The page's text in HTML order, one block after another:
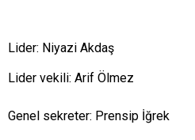
Lider: Niyazi Akdaş
Lider vekili: Arif Ölmez
Genel sekreter: Prensip İğrek